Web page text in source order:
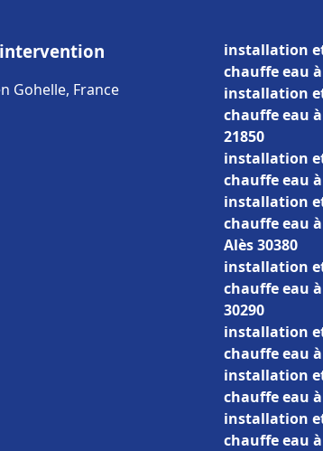
Gohelle, France
installation
chauffe eau
installation
chauffe eau
21850
installation
chauffe eau à
installation
chauffe eau
Alès 30380
installation
chauffe eau
30290
installation
chauffe eau
installation
chauffe eau
installation
chauffe eau